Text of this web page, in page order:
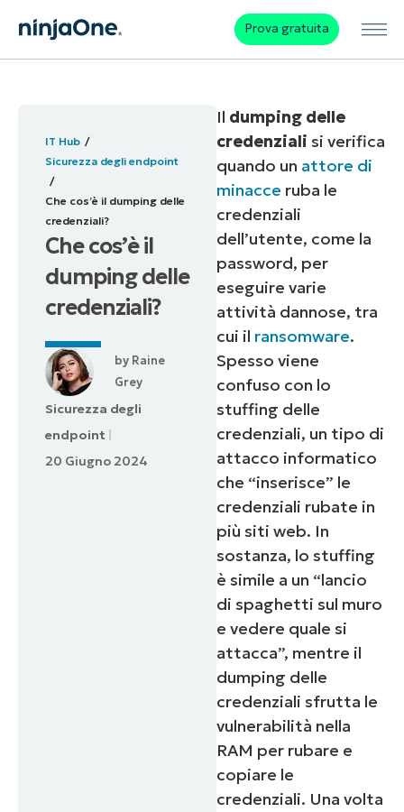
Prova gratuita
IT Hub
Sicurezza degli endpoint
Che cos’è il dumping delle
credenziali?
Che cos’è il
dumping delle
credenziali?
by Raine
Grey
Sicurezza degli
endpoint
20 Giugno 2024
Il dumping delle
credenziali si verifica
quando un attore di
minacce ruba le
credenziali
dell’utente, come la
password, per
eseguire varie
attività dannose, tra
cui il ransomware.
Spesso viene
confuso con lo
stuffing delle
credenziali, un tipo di
attacco informatico
che “inserisce” le
credenziali rubate in
più siti web. In
sostanza, lo stuffing
è simile a un “lancio
di spaghetti sul muro
e vedere quale si
attacca”, mentre il
dumping delle
credenziali sfrutta le
vulnerabilità nella
RAM per rubare e
copiare le
credenziali. Una volta